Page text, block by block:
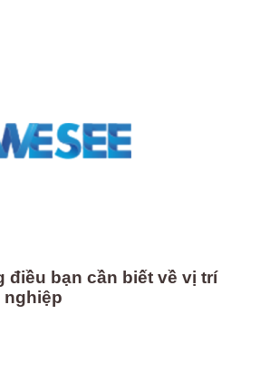
điều bạn cần biết về vị trí
nghiệp